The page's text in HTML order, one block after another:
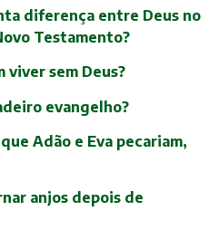
diferença entre Deus no
Testamento?
viver sem Deus?
evangelho?
que Adão e Eva pecariam,
anjos depois de